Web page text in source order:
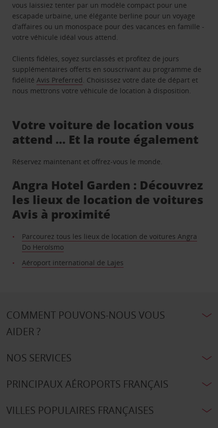
vous laissiez tenter par un modèle compact pour une
escapade urbaine, une élégante berline pour un voyage
d’affaires ou un monospace pour des vacances en famille -
votre véhicule idéal vous attend.
Clients fidèles, soyez surclassés et profitez de jours
supplémentaires offerts en souscrivant au programme de
fidélitéAvis Preferred. Choisissez votre date de départ et
nous mettrons votre véhicule de location à disposition.
Votre voiture de location vous
attend … Et la route également
Réservez maintenant et offrez-vous le monde.
Angra Hotel Garden : Découvrez
les lieux de location de voitures
Avis à proximité
Parcourez tous les lieux de location de voitures Angra
Do Heroísmo
Aéroport international de Lajes
COMMENT POUVONS-NOUS VOUS
AIDER ?
NOS SERVICES
PRINCIPAUX AÉROPORTS FRANÇAIS
VILLES POPULAIRES FRANÇAISES